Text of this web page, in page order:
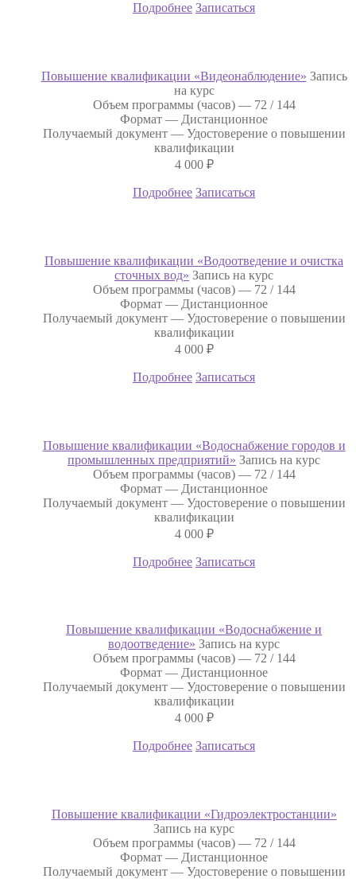
Подробнее Записаться
Повышение квалификации «Видеонаблюдение» Запись
на курс
Объем программы (часов) — 72 / 144
Формат — Дистанционное
Получаемый документ — Удостоверение о повышении
квалификации
4 000 ₽
Подробнее Записаться
Повышение квалификации «Водоотведение и очистка
сточных вод» Запись на курс
Объем программы (часов) — 72 / 144
Формат — Дистанционное
Получаемый документ — Удостоверение о повышении
квалификации
4 000 ₽
Подробнее Записаться
Повышение квалификации «Водоснабжение городов и
промышленных предприятий» Запись на курс
Объем программы (часов) — 72 / 144
Формат — Дистанционное
Получаемый документ — Удостоверение о повышении
квалификации
4 000 ₽
Подробнее Записаться
Повышение квалификации «Водоснабжение и
водоотведение» Запись на курс
Объем программы (часов) — 72 / 144
Формат — Дистанционное
Получаемый документ — Удостоверение о повышении
квалификации
4 000 ₽
Подробнее Записаться
Повышение квалификации «Гидроэлектростанции»
Запись на курс
Объем программы (часов) — 72 / 144
Формат — Дистанционное
Получаемый документ — Удостоверение о повышении